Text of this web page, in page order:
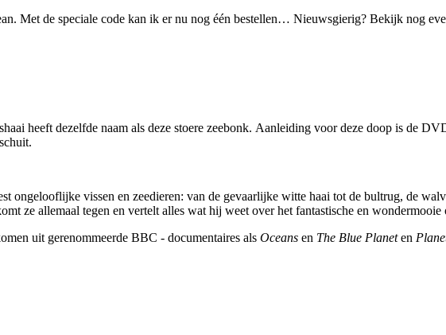
Met de speciale code kan ik er nu nog één bestellen… Nieuwsgierig? Bekijk nog
heeft dezelfde naam als deze stoere zeebonk. Aanleiding voor deze doop is de
ongelooflijke vissen en zeedieren: van de gevaarlijke witte haai tot de bultrug, de
ze allemaal tegen en vertelt alles wat hij weet over het fantastische en wondermooie
uit gerenommeerde BBC - documentaires als Oceans en The Blue Planeten